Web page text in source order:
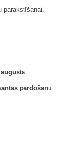
parakstīšanai.
pārdošanu